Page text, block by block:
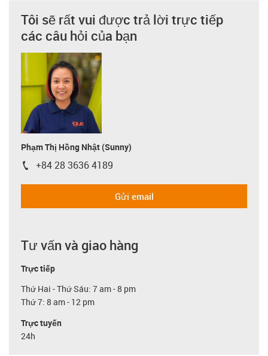
Tôi sẽ rất vui được trả lời trực tiếp
các câu hỏi của bạn
Phạm Thị Hồng Nhật (Sunny)
igus-icon-phone
+84 28 3636 4189
Gửi email
Tư vấn và giao hàng
Trực tiếp
Thứ Hai - Thứ Sáu: 7 am - 8 pm
Thứ 7: 8 am - 12 pm
Trực tuyến
24h